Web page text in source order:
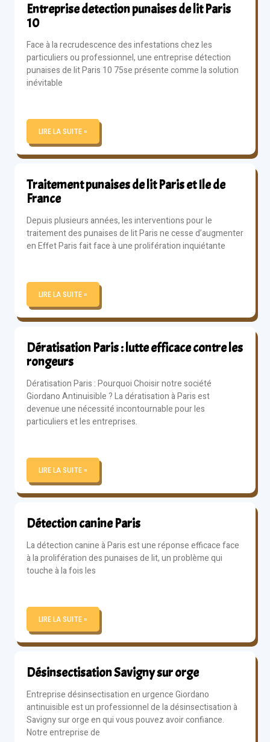
Entreprise detection punaises de lit Paris
10
Face à la recrudescence des infestations chez les
particuliers ou professionnel, une entreprise détection
punaises de lit Paris 10 75se présente comme la solution
inévitable
LIRE LA SUITE »
Traitement punaises de lit Paris et Ile de
France
Depuis plusieurs années, les interventions pour le
traitement des punaises de lit Paris ne cesse d’augmenter
en Effet Paris fait face à une prolifération inquiétante
LIRE LA SUITE »
Dératisation Paris : lutte efficace contre les
rongeurs
Dératisation Paris : Pourquoi Choisir notre société
Giordano Antinuisible ? La dératisation à Paris est
devenue une nécessité incontournable pour les
particuliers et les entreprises.
LIRE LA SUITE »
Détection canine Paris
La détection canine à Paris est une réponse efficace face
à la prolifération des punaises de lit, un problème qui
touche à la fois les
LIRE LA SUITE »
Désinsectisation Savigny sur orge
Entreprise désinsectisation en urgence Giordano
antinuisible est un professionnel de la désinsectisation à
Savigny sur orge en qui vous pouvez avoir confiance.
Notre entreprise de